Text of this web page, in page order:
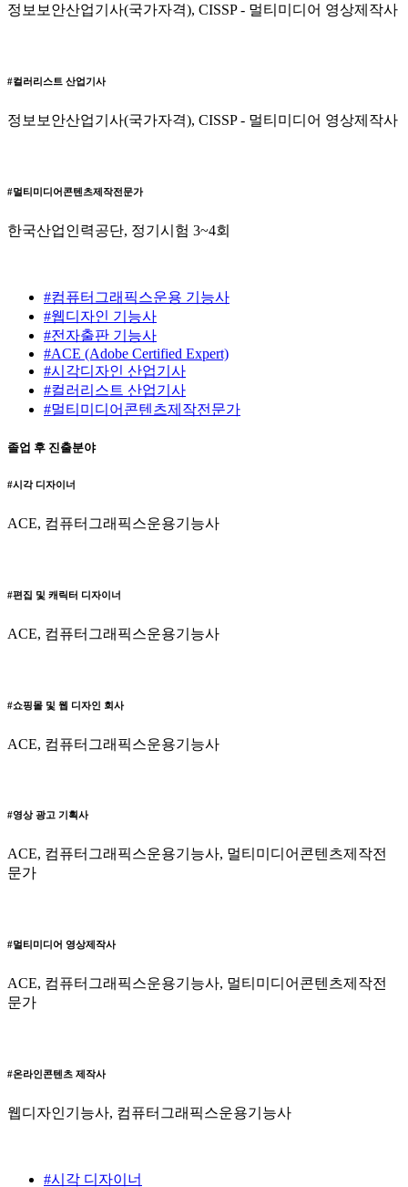
정보보안산업기사(국가자격), CISSP - 멀티미디어 영상제작사
#컬러리스트 산업기사
정보보안산업기사(국가자격), CISSP - 멀티미디어 영상제작사
#멀티미디어콘텐츠제작전문가
한국산업인력공단, 정기시험 3~4회
#컴퓨터그래픽스운용 기능사
#웹디자인 기능사
#전자출판 기능사
#ACE (Adobe Certified Expert)
#시각디자인 산업기사
#컬러리스트 산업기사
#멀티미디어콘텐츠제작전문가
졸업 후 진출분야
#시각 디자이너
ACE, 컴퓨터그래픽스운용기능사
#편집 및 캐릭터 디자이너
ACE, 컴퓨터그래픽스운용기능사
#쇼핑몰 및 웹 디자인 회사
ACE, 컴퓨터그래픽스운용기능사
#영상 광고 기획사
ACE, 컴퓨터그래픽스운용기능사, 멀티미디어콘텐츠제작전
문가
#멀티미디어 영상제작사
ACE, 컴퓨터그래픽스운용기능사, 멀티미디어콘텐츠제작전
문가
#온라인콘텐츠 제작사
웹디자인기능사, 컴퓨터그래픽스운용기능사
#시각 디자이너